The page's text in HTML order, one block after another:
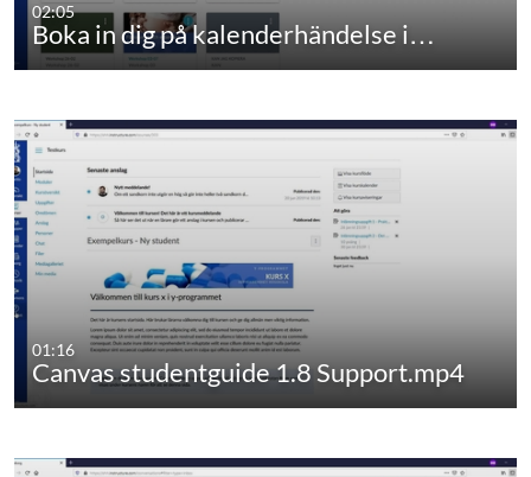
02:05
Boka in dig på kalenderhändelse i…
01:16
Canvas studentguide 1.8 Support.mp4